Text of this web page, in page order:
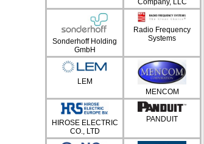
Company, LLC
Sonderhoff Holding
GmbH
Radio Frequency
Systems
LEM
MENCOM
HIROSE ELECTRIC
CO., LTD
PANDUIT